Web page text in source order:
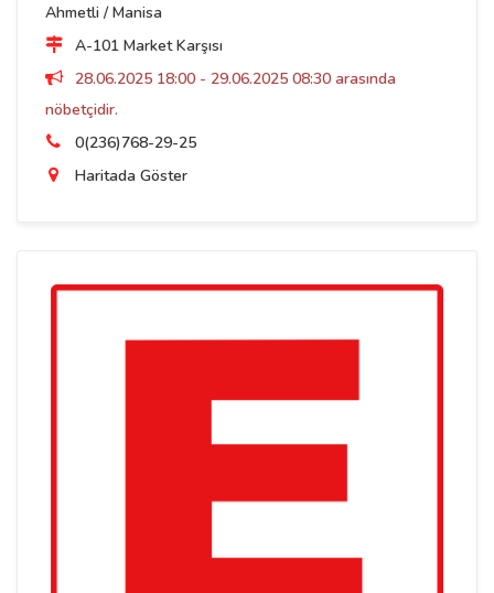
Ahmetli / Manisa
A-101 Market Karşısı
28.06.2025 18:00 - 29.06.2025 08:30 arasında
nöbetçidir.
0(236)768-29-25
Haritada Göster